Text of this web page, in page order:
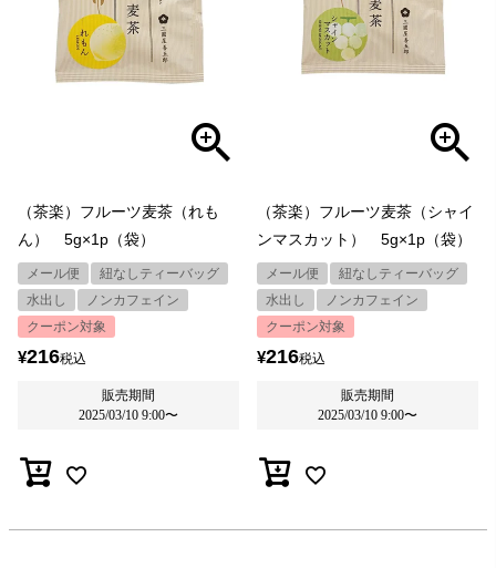
（茶楽）フルーツ麦茶（れも
ん） 5g×1p（袋）
メール便
紐なしティーバッグ
水出し
ノンカフェイン
クーポン対象
¥216税込
販売期間
2025/03/10 9:00〜
（茶楽）フルーツ麦茶（シャイ
ンマスカット） 5g×1p（袋）
メール便
紐なしティーバッグ
水出し
ノンカフェイン
クーポン対象
¥216税込
販売期間
2025/03/10 9:00〜